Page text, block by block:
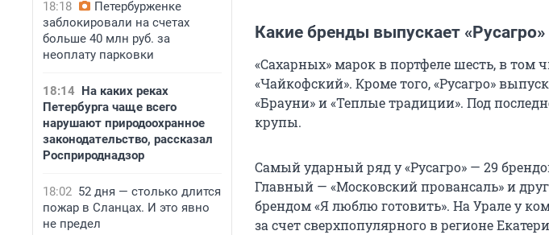
18:18
Петербурженке
заблокировали на счетах
больше 40 млн руб. за
неоплату парковки
18:14 На каких реках
Петербурга чаще всего
нарушают природоохранное
законодательство, рассказал
Росприроднадзор
18:02 52 дня — столько длится
пожар в Сланцах. И это явно
не предел
Какие бренды выпускает «Русагро»
«Сахарных» марок в портфеле шесть, в том
«Чайкофский». Кроме того, «Русагро»
«Брауни» и «Теплые традиции». Под
крупы.
Самый ударный ряд у «Русагро» — 29
Главный — «Московский провансаль» и
брендом «Я люблю готовить». На Урале у
за счет сверхпопулярного в регионе